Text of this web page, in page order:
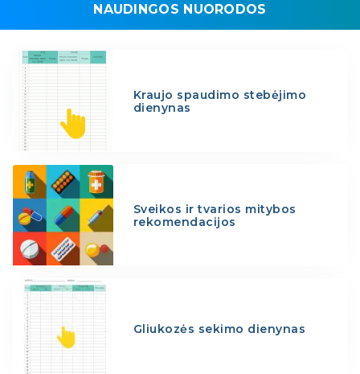
NAUDINGOS NUORODOS
Kraujo spaudimo stebėjimo
dienynas
Sveikos ir tvarios mitybos
rekomendacijos
Gliukozės sekimo dienynas